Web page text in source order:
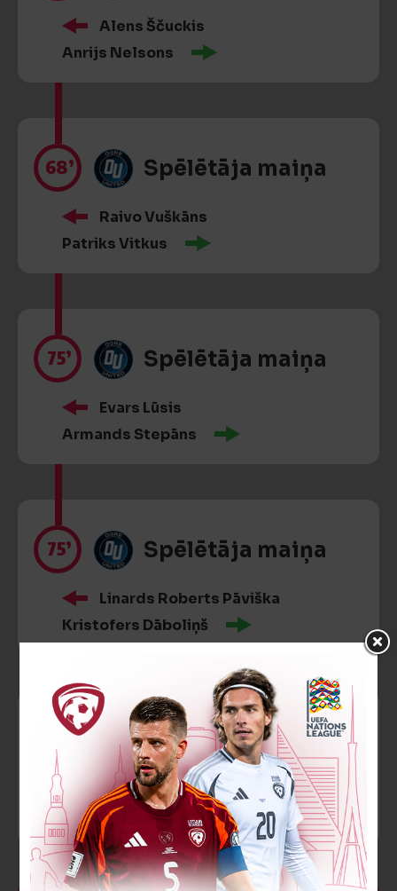
Alens Ščuckis
Anrijs Nelsons
68’ Spēlētāja maiņa
Raivo Vuškāns
Patriks Vitkus
75’ Spēlētāja maiņa
Evars Lūsis
Armands Stepāns
75’ Spēlētāja maiņa
Linards Roberts Pāviška
Kristofers Dāboliņš
75’ Spēlētāja maiņa
Dāvis Kvants
Jānis Priede